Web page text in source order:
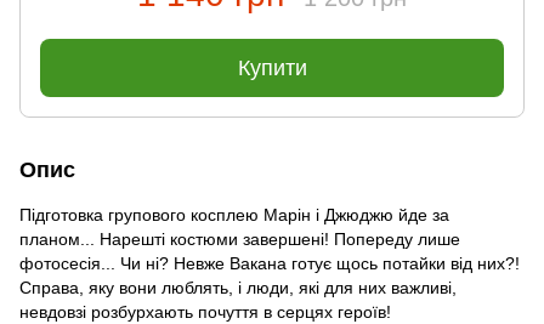
Купити
Опис
Підготовка групового косплею Марін і Джюджю йде за
планом... Нарешті костюми завершені! Попереду лише
фотосесія... Чи ні? Невже Вакана готує щось потайки від них?!
Справа, яку вони люблять, і люди, які для них важливі,
невдовзі розбурхають почуття в серцях героїв!